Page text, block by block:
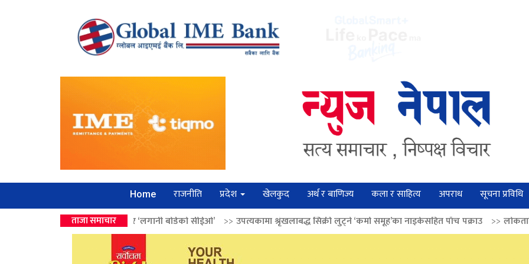
Home राजनीति प्रदेश खेलकुद अर्थ र बाणिज्य कला र साहित्य अपराध सूचना प्रविधि
ताजा समाचार
उपहार ‘लगानी बोर्डको सीईओ’ >> उपत्यकामा श्रृंखलाबद्ध सिक्री लुट्ने ‘कर्मा समूह’का नाइकेसहित पाँच पक्राउ >>लोकतान्त्रिक मूल्य सुदृढ